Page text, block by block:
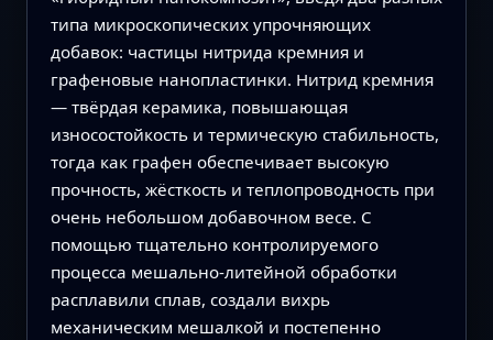
типа микроскопических упрочняющих
добавок: частицы нитрида кремния и
графеновые нанопластинки. Нитрид кремния
— твёрдая керамика, повышающая
износостойкость и термическую стабильность,
тогда как графен обеспечивает высокую
прочность, жёсткость и теплопроводность при
очень небольшом добавочном весе. С
помощью тщательно контролируемого
процесса мешально-литейной обработки
расплавили сплав, создали вихрь
механическим мешалкой и постепенно